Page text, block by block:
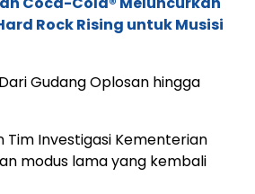
Rock Rising untuk Musisi
Gudang Oplosan hingga
Tim Investigasi Kementerian
modus lama yang kembali